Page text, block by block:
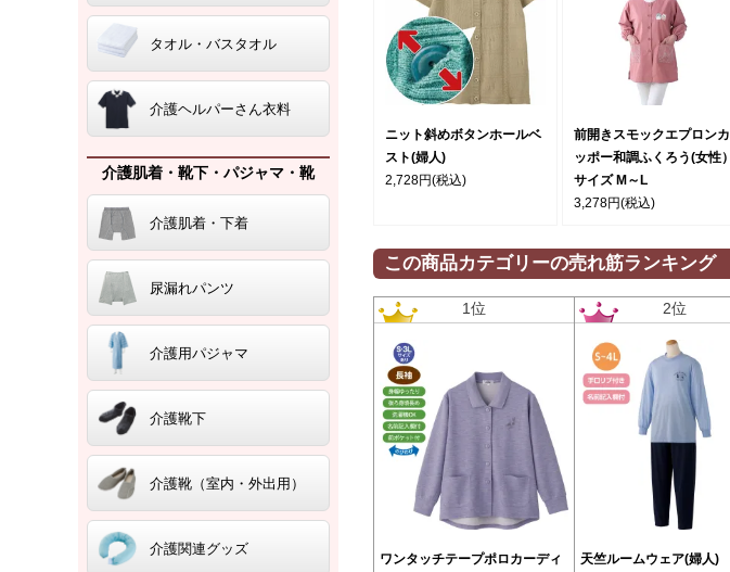
タオル・バスタオル
介護ヘルパーさん衣料
介護肌着・靴下・パジャマ・靴
介護肌着・下着
尿漏れパンツ
介護用パジャマ
介護靴下
介護靴（室内・外出用）
介護関連グッズ
ニット斜めボタンホールベ
スト(婦人)
2,728円(税込)
前開きスモックエプロンカ
ッポー和調ふくろう(女性）
サイズ M～L
3,278円(税込)
この商品カテゴリーの売れ筋ランキング
1位
ワンタッチテープポロカーディ
2位
天竺ルームウェア(婦人)